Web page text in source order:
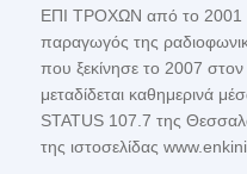
ΕΠΙ ΤΡΟΧΩΝ από το 2001
παραγωγός της
που ξεκίνησε το 2007
μεταδίδεται καθημερινά
STATUS 107.7 της
της ιστοσελίδας